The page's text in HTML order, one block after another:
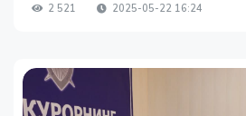
2 521 2025-05-22 16:24